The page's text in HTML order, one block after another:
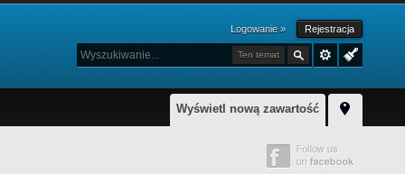
Logowanie » Rejestracja
Ten temat
Wyświetl nową zawartość